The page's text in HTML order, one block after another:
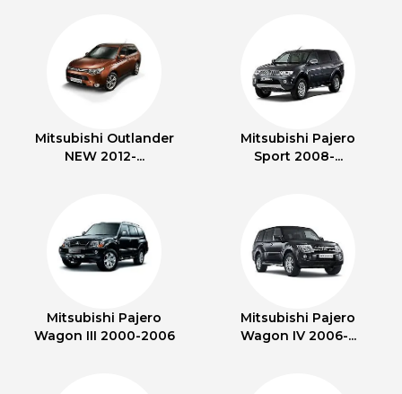
Mitsubishi Outlander
NEW 2012-...
Mitsubishi Pajero
Sport 2008-...
Mitsubishi Pajero
Wagon III 2000-2006
Mitsubishi Pajero
Wagon IV 2006-...